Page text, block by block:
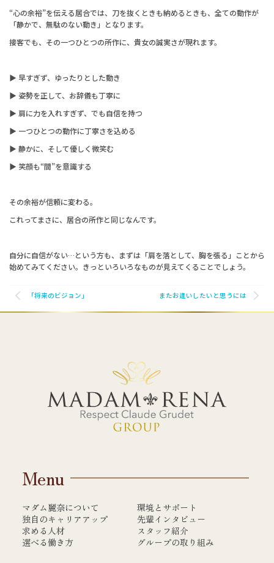
“心の余裕”を伝える居合では、刀を抜くときも納めるときも、全ての動作が
「静かで、無駄のない動き」となります。
接客でも、その一つひとつの所作に、貴女の誠実さが現れます。
▶ 早すぎず、ゆったりとした動き
▶ 姿勢を正して、お辞儀も丁寧に
▶ 肩に力を入れすぎず、でも自信を持つ
▶ 一つひとつの動作に丁寧さを込める
▶ 静かに、そして優しく微笑む
▶ 笑顔も“間”を意識する
その余裕が信頼に変わる。
これってまさに、居合の所作と同じなんです。
自分に自信がない…という方も、まずは「肩を落として、胸を張る」ことから
始めてみてください。きっといろいろなものが見えてくることでしょう。
「将来のビジョン」 またお逢いしたいと思うには
Menu
マダム麗奈について
独自のキャリアアップ
求める人材
選べる働き方
環境とサポート
先輩インタビュー
スタッフ紹介
グループの取り組み